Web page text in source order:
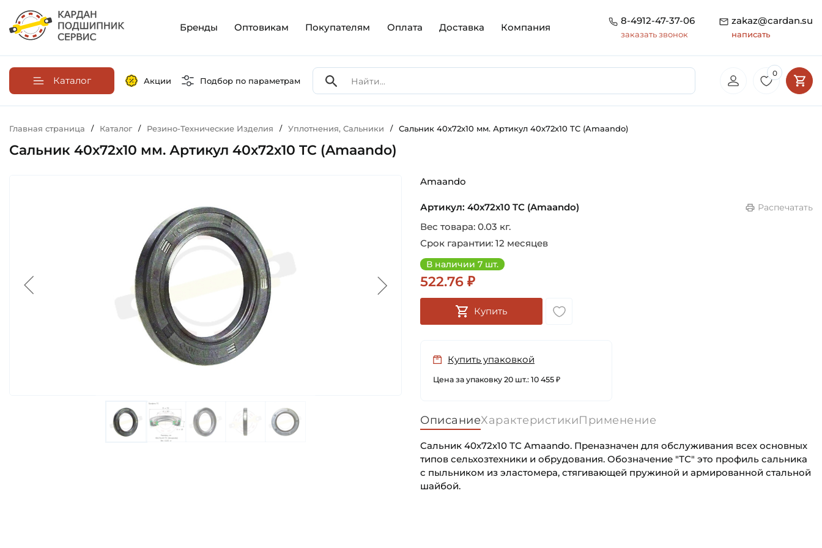
Бренды Оптовикам Покупателям Оплата Доставка Компания
8-4912-47-37-06
заказать звонок
zakaz@cardan.su
написать
Каталог Акции Подбор по параметрам
0
Главная страница / Каталог / Резино-Технические Изделия / Уплотнения, Сальники / Сальник 40х72х10 мм. Артикул 40х72х10 TC (Amaando)
Сальник 40х72х10 мм. Артикул 40х72х10 TC (Amaando)
Amaando
Артикул: 40х72х10 TC (Amaando) Распечатать
Вес товара: 0.03 кг.
Срок гарантии: 12 месяцев
В наличии 7 шт.
522.76 ₽
Купить
Купить упаковкой
Цена за упаковку 20 шт.: 10 455 ₽
ОписаниеХарактеристикиПрименение
Cальник 40х72х10 ТС Amaando. Преназначен для обслуживания всех основных
типов сельхозтехники и обрудования. Обозначение "ТС" это профиль сальника
с пыльником из эластомера, стягивающей пружиной и армированной стальной
шайбой.